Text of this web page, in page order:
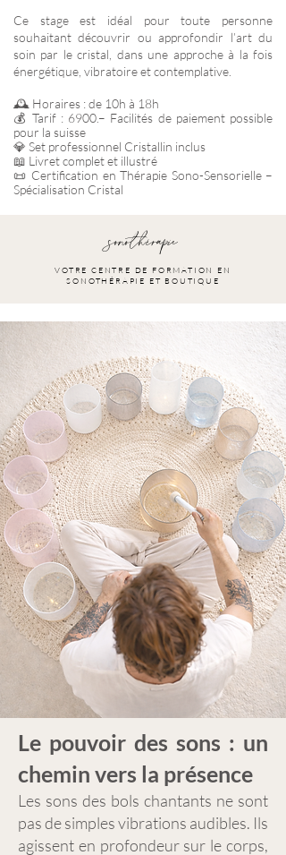
Ce stage est idéal pour toute personne
souhaitant découvrir ou approfondir l’art du
soin par le cristal, dans une approche à la fois
énergétique, vibratoire et contemplative.
🕰️ Horaires : de 10h à 18h
💰 Tarif : 6900.– Facilités de paiement possible
pour la suisse
💎 Set professionnel Cristallin inclus
📖 Livret complet et illustré
📜 Certification en Thérapie Sono-Sensorielle –
Spécialisation Cristal
sonothérapie
VOTRE CENTRE DE FORMATION EN
SONOTHÉRAPIE ET BOUTIQUE
Le pouvoir des sons : un
chemin vers la présence
Les sons des bols chantants ne sont
pas de simples vibrations audibles. Ils
agissent en profondeur sur le corps,